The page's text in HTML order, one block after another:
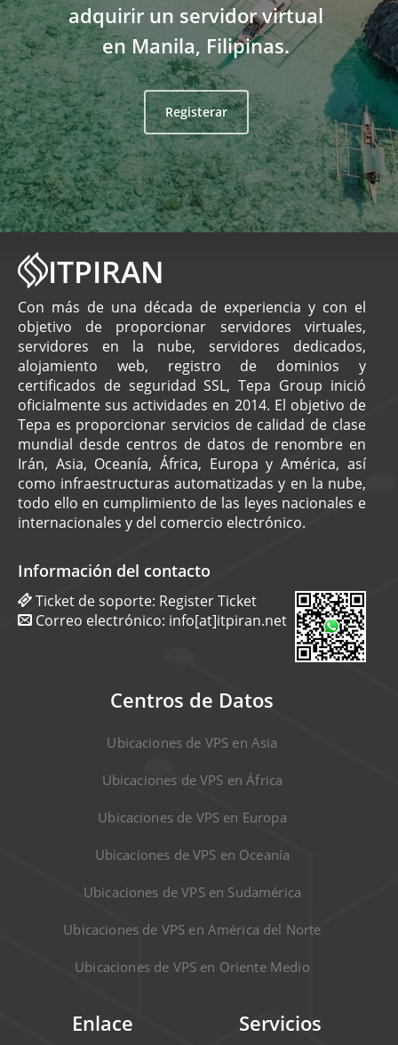
adquirir un servidor virtual
en Manila, Filipinas.
Registerar
ITPIRAN
Con más de una década de experiencia y con el
objetivo de proporcionar servidores virtuales,
servidores en la nube, servidores dedicados,
alojamiento web, registro de dominios y
certificados de seguridad SSL, Tepa Group inició
oficialmente sus actividades en 2014. El objetivo de
Tepa es proporcionar servicios de calidad de clase
mundial desde centros de datos de renombre en
Irán, Asia, Oceanía, África, Europa y América, así
como infraestructuras automatizadas y en la nube,
todo ello en cumplimiento de las leyes nacionales e
internacionales y del comercio electrónico.
Información del contacto
Ticket de soporte: Register Ticket
Correo electrónico: info[at]itpiran.net
Centros de Datos
Ubicaciones de VPS en Asia
Ubicaciones de VPS en África
Ubicaciones de VPS en Europa
Ubicaciones de VPS en Oceanía
Ubicaciones de VPS en Sudamérica
Ubicaciones de VPS en América del Norte
Ubicaciones de VPS en Oriente Medio
Enlace Servicios